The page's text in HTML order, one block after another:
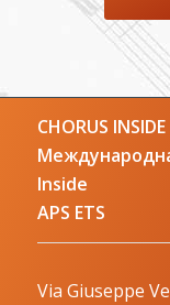
CHORUS INSIDE
Inside
APS ETS
Via Giuseppe